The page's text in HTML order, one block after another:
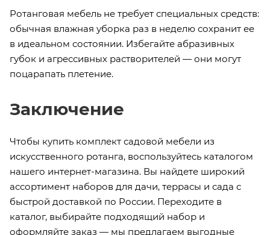
Ротанговая мебель не требует специальных средств:
обычная влажная уборка раз в неделю сохранит ее
в идеальном состоянии. Избегайте абразивных
губок и агрессивных растворителей — они могут
поцарапать плетение.
Заключение
Чтобы купить комплект садовой мебели из
искусственного ротанга, воспользуйтесь каталогом
нашего интернет-магазина. Вы найдете широкий
ассортимент наборов для дачи, террасы и сада с
быстрой доставкой по России. Переходите в
каталог, выбирайте подходящий набор и
оформляйте заказ — мы предлагаем выгодные